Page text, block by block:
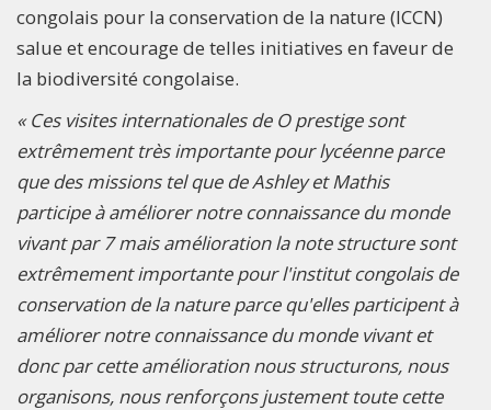
congolais pour la conservation de la nature (ICCN)
salue et encourage de telles initiatives en faveur de
la biodiversité congolaise.
« Ces visites internationales de O prestige sont
extrêmement très importante pour lycéenne parce
que des missions tel que de Ashley et Mathis
participe à améliorer notre connaissance du monde
vivant par 7 mais amélioration la note structure sont
extrêmement importante pour l'institut congolais de
conservation de la nature parce qu'elles participent à
améliorer notre connaissance du monde vivant et
donc par cette amélioration nous structurons, nous
organisons, nous renforçons justement toute cette